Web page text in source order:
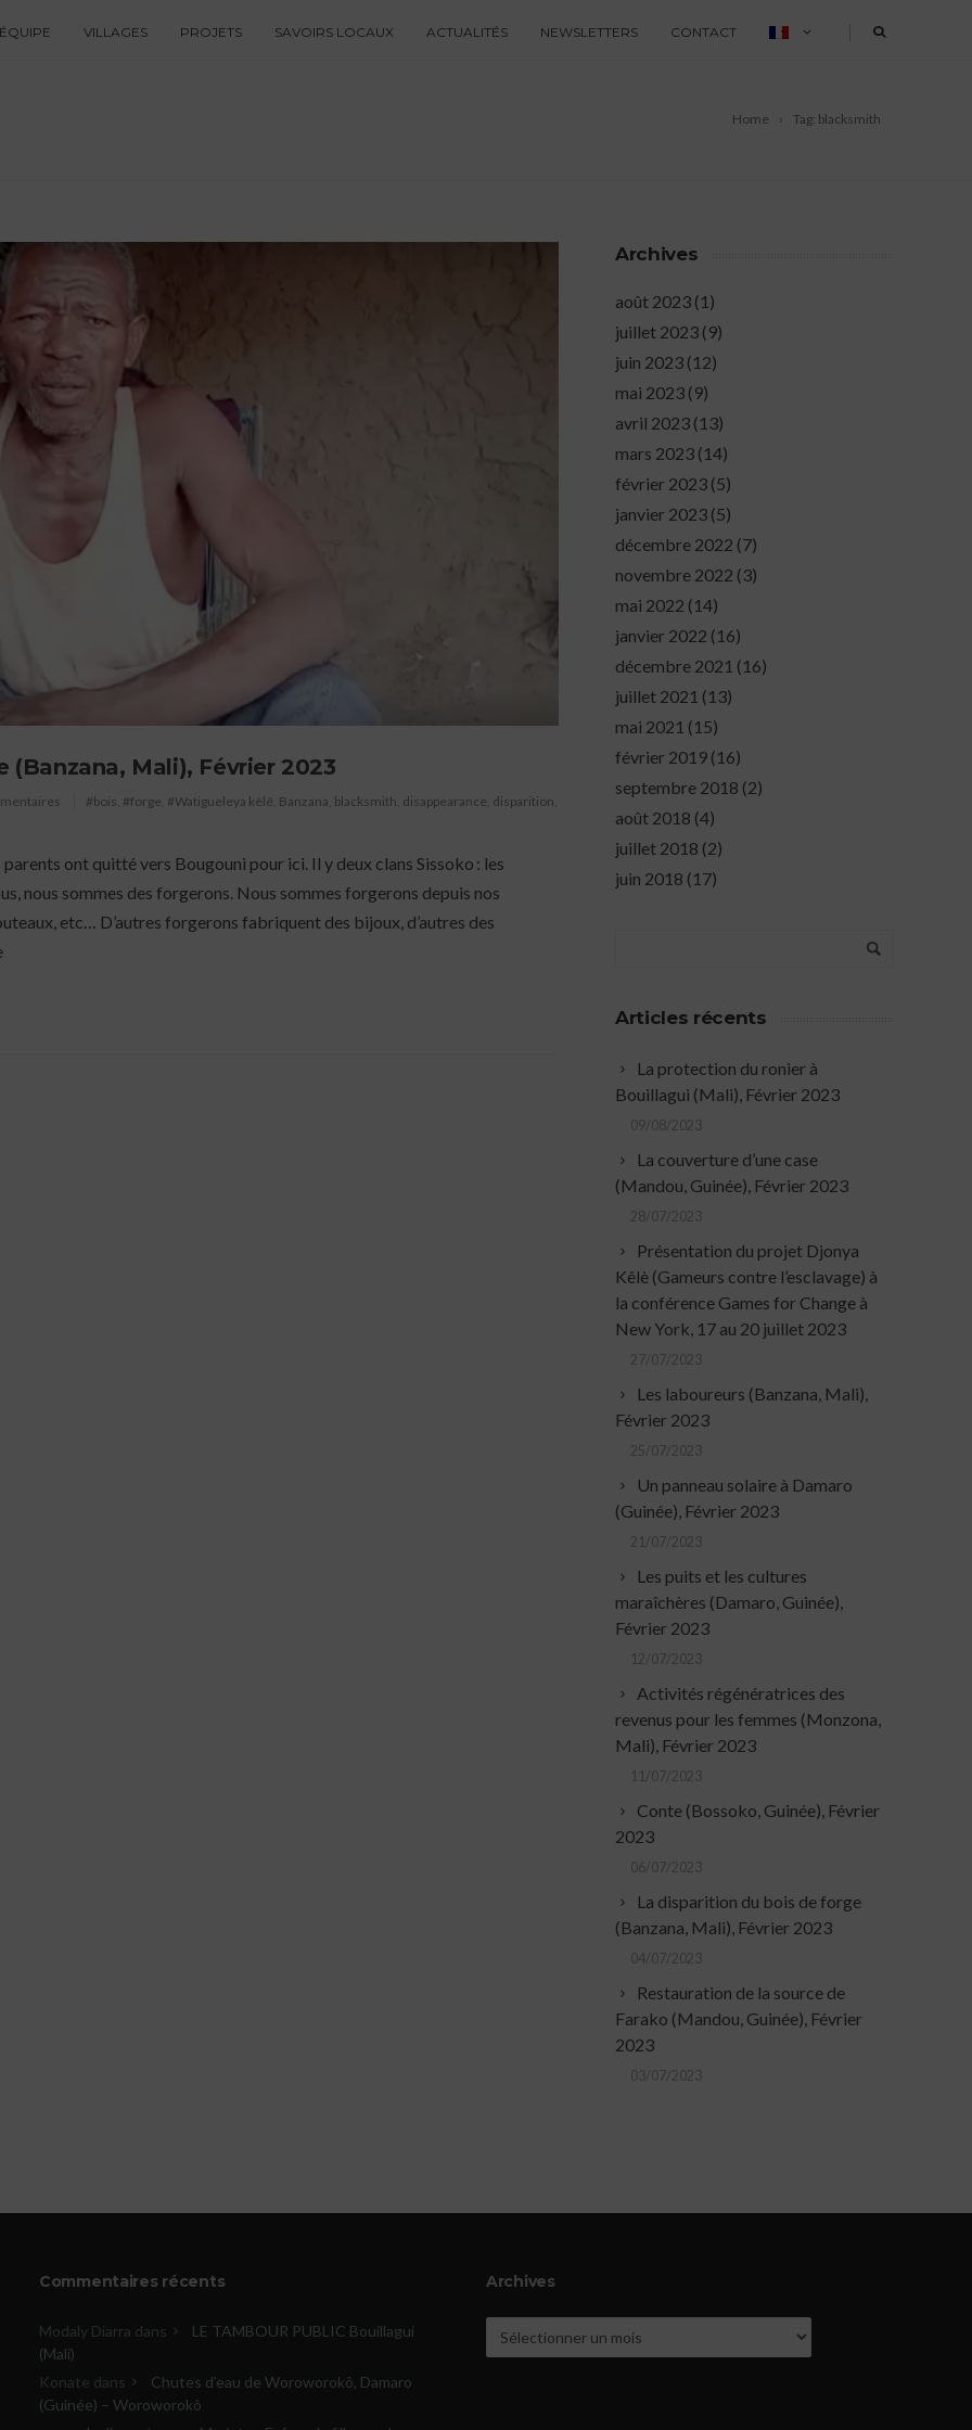
VILLAGES PROJETS SAVOIRS LOCAUX ACTUALITÉS NEWSLETTERS CONTACT
Home Tag: blacksmith
Mali), Février 2023
#bois #forge #Watigueleya kèlê Banzana blacksmith disappearance disparition
ont quitté vers Bougouni pour ici. Il y deux clans Sissoko : les
nous sommes des forgerons. Nous sommes forgerons depuis nos
etc… D’autres forgerons fabriquent des bijoux, d’autres des
Archives
août 2023 (1)
juillet 2023 (9)
juin 2023 (12)
mai 2023 (9)
avril 2023 (13)
mars 2023 (14)
février 2023 (5)
janvier 2023 (5)
décembre 2022 (7)
novembre 2022 (3)
mai 2022 (14)
janvier 2022 (16)
décembre 2021 (16)
juillet 2021 (13)
mai 2021 (15)
février 2019 (16)
septembre 2018 (2)
août 2018 (4)
juillet 2018 (2)
juin 2018 (17)
Articles récents
La protection du ronier à
Bouillagui (Mali), Février 2023
09/08/2023
La couverture d’une case
(Mandou, Guinée), Février 2023
28/07/2023
Présentation du projet Djonya
Kêlè (Gameurs contre l’esclavage) à
la conférence Games for Change à
New York, 17 au 20 juillet 2023
27/07/2023
Les laboureurs (Banzana, Mali),
Février 2023
25/07/2023
Un panneau solaire à Damaro
(Guinée), Février 2023
21/07/2023
Les puits et les cultures
maraîchères (Damaro, Guinée),
Février 2023
12/07/2023
Activités régénératrices des
revenus pour les femmes (Monzona,
Mali), Février 2023
11/07/2023
Conte (Bossoko, Guinée), Février
2023
06/07/2023
La disparition du bois de forge
(Banzana, Mali), Février 2023
04/07/2023
Restauration de la source de
Farako (Mandou, Guinée), Février
2023
03/07/2023
Commentaires récents
Modaly Diarra dans
LE TAMBOUR PUBLIC Bouillagui
(Mali)
Konate dans
Chutes d’eau de Woroworokô, Damaro
(Guinée) – Woroworokô
Archives
Archives